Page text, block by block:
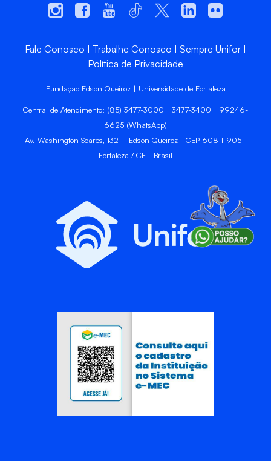
Fale Conosco Trabalhe Conosco
Sempre Unifor
Política de Privacidade
Fundação Edson Queiroz | Universidade de Fortaleza
Central de Atendimento: (85) 3477-3000 | 3477-3400 | 99246-
6625 (WhatsApp)
Av. Washington Soares, 1321 - Edson Queiroz - CEP 60811-905 -
Fortaleza / CE - Brasil